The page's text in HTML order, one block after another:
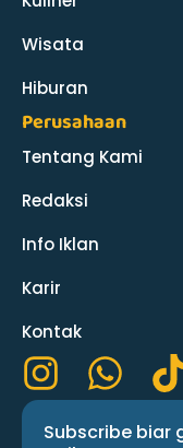
Wisata
Hiburan
Perusahaan
Tentang Kami
Redaksi
Info Iklan
Karir
Kontak
I
n
W
h i
Subscribe biar